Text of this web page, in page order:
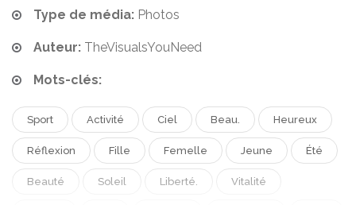
Type de média: Photos
Auteur: TheVisualsYouNeed
Mots-clés:
Sport Activité Ciel Beau. Heureux
Réflexion Fille Femelle Jeune Été
Beauté Soleil Liberté. Vitalité